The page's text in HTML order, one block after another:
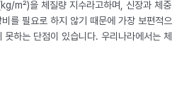
m²)을 체질량 지수라고하며, 신장과 체
를 필요로 하지 않기 때문에 가장 보편적
하는 단점이 있습니다. 우리나라에서는